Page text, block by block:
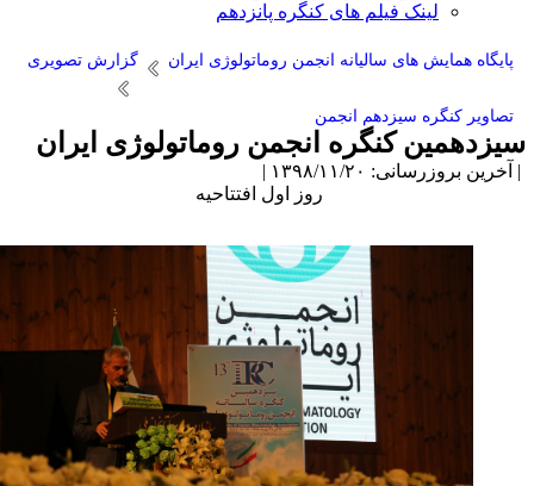
لینک فیلم های کنگره پانزدهم
پایگاه همایش های سالیانه انجمن روماتولوژی ایران گزارش تصویری
تصاویر کنگره سیزدهم انجمن
کنگره انجمن روماتولوژی ایران
بروزرسانی: ۱۳۹۸/۱۱/۲۰ |
روز اول افتتاحیه